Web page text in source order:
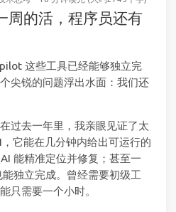
周的活，程序员还有
这些工具已经能够独立完
尖锐的问题浮出水面：我们还
过去一年里，我亲眼见证了太
它能在几分钟内给出可运行的
能精准定位并修复；甚至一
独立完成。曾经需要初级工
只需要一个小时。